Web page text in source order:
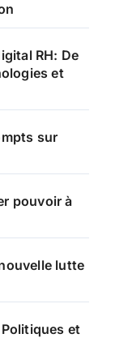
RH: De
et
sur
pouvoir à
lutte
et